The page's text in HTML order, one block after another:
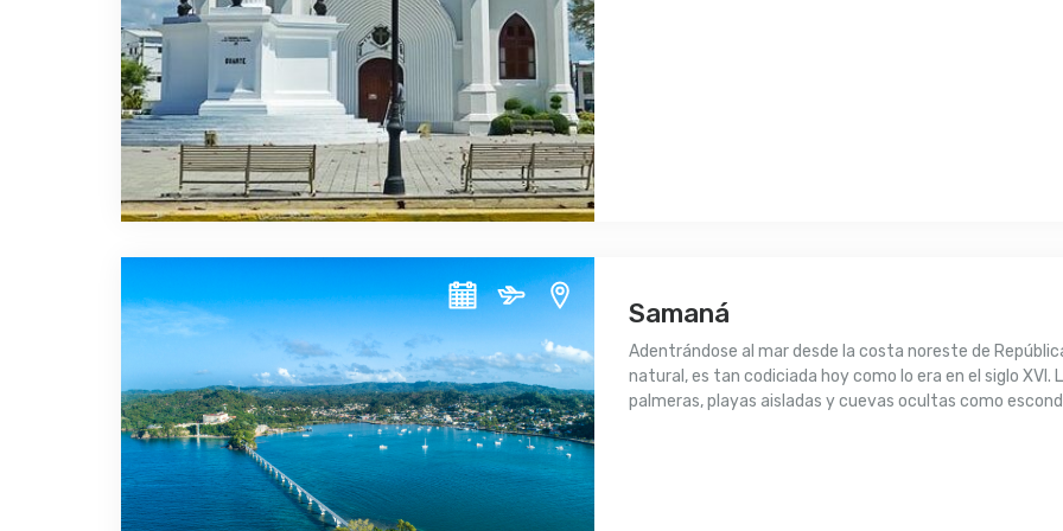
Samaná
Adentrándose al mar desde la costa noreste de
natural, es tan codiciada hoy como lo era en el siglo
palmeras, playas aisladas y cuevas ocultas como